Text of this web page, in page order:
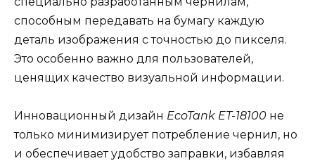
способным передавать на бумагу каждую
деталь изображения с точностью до пикселя.
Это особенно важно для пользователей,
ценящих качество визуальной информации.
Инновационный дизайн EcoTank ET-18100 не
только минимизирует потребление чернил, но
и обеспечивает удобство заправки, избавляя